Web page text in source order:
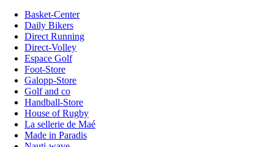
Basket-Center
Daily Bikers
Direct Running
Direct-Volley
Espace Golf
Foot-Store
Galopp-Store
Golf and co
Handball-Store
House of Rugby
La sellerie de Maé
Made in Paradis